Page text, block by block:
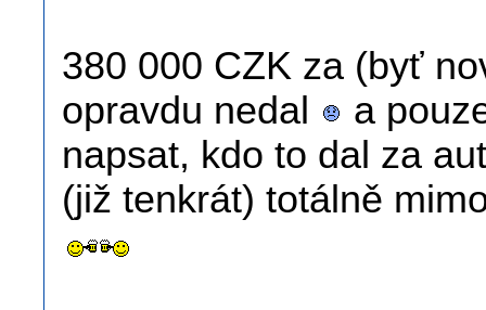
380 000 CZK za (byť
opravdu nedal
a
napsat, kdo to dal za
(již tenkrát) totálně